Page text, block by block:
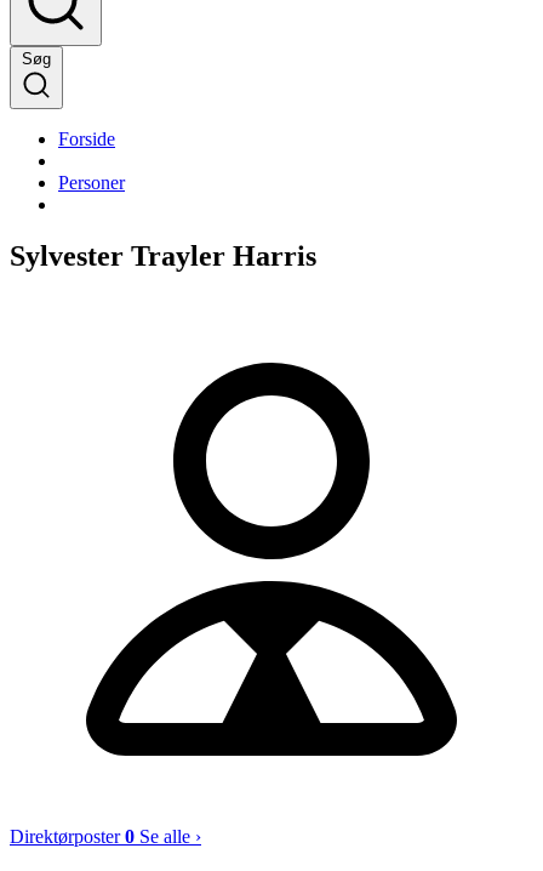
Søg
Forside
Personer
Sylvester Trayler Harris
Direktørposter0 Se alle ›